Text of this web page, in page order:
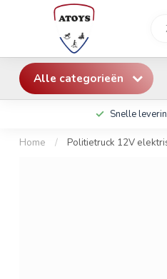
Alle categorieën
Snelle
Home / Politietruck 12V